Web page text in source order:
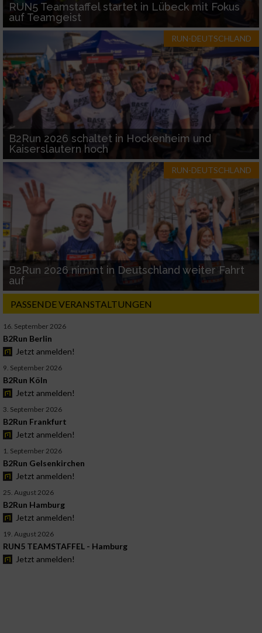
RUN5 Teamstaffel startet in Lübeck mit Fokus
auf Teamgeist
RUN-DEUTSCHLAND
B2Run 2026 schaltet in Hockenheim und
Kaiserslautern hoch
RUN-DEUTSCHLAND
B2Run 2026 nimmt in Deutschland weiter Fahrt
auf
PASSENDE VERANSTALTUNGEN
16. September 2026
B2Run Berlin
Jetzt anmelden!
9. September 2026
B2Run Köln
Jetzt anmelden!
3. September 2026
B2Run Frankfurt
Jetzt anmelden!
1. September 2026
B2Run Gelsenkirchen
Jetzt anmelden!
25. August 2026
B2Run Hamburg
Jetzt anmelden!
19. August 2026
RUN5 TEAMSTAFFEL - Hamburg
Jetzt anmelden!